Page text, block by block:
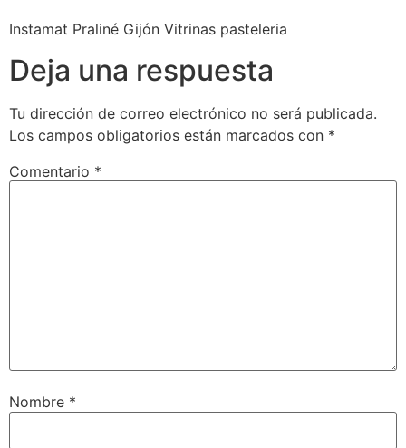
Instamat Praliné Gijón Vitrinas pasteleria
Deja una respuesta
Tu dirección de correo electrónico no será publicada.
Los campos obligatorios están marcados con *
Comentario *
Nombre *